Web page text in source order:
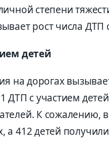
степени
рост числа
детей
на дорогах
ДТП с участием
К сожалению,
412 детей